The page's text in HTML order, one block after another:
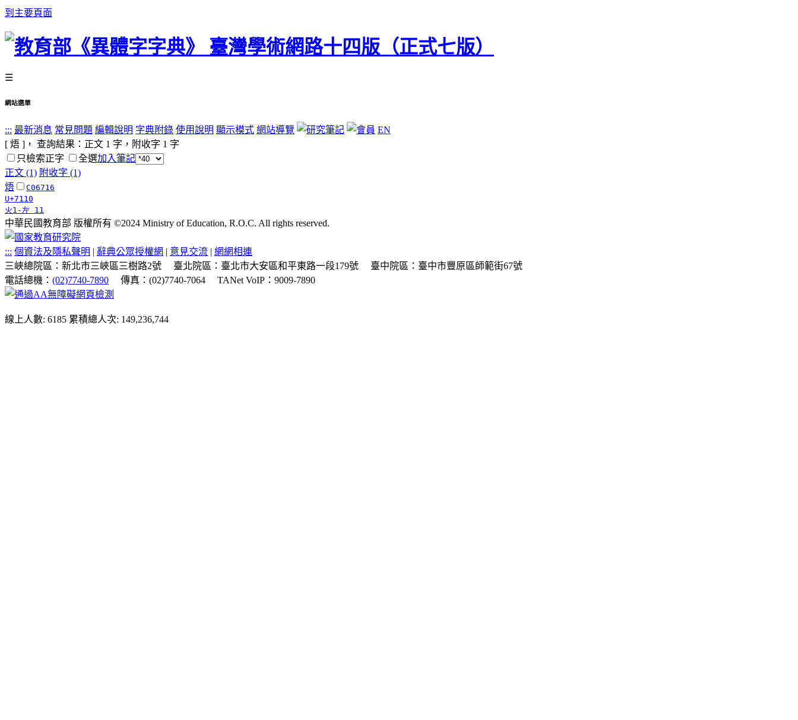
到主要頁面
☰
網站選單
::: 最新消息 常見問題 編輯說明 字典附錄 使用說明 顯示模式 網站導覽
EN
[ 焐 ]， 查詢結果：正文 1 字，附收字 1 字
只檢索正字
全選加入筆記
正文 (1) 附收字 (1)
焐
C06716
U+7110
火1-左 11
中華民國教育部 版權所有 ©2024 Ministry of Education, R.O.C. All rights reserved.
::: 個資法及隱私聲明 | 辭典公眾授權網 | 意見交流 | 網網相連
三峽總院區：新北市三峽區三樹路2號
臺北院區：臺北市大安區和平東路一段179號
臺中院區：臺中市豐原區師範街67號
電話總機： (02)7740-7890 傳真：(02)7740-7064 TANet VoIP：9009-7890
線上人數: 6185 累積總人次: 149,236,744